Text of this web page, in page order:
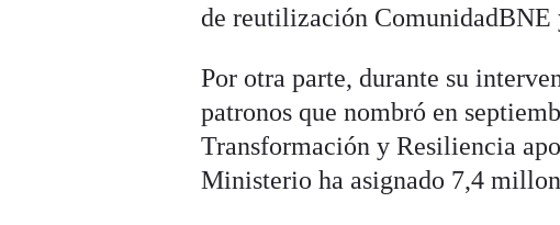
de reutilización ComunidadBNE
Por otra parte, durante su
patronos que nombró en
Transformación y Resiliencia
Ministerio ha asignado 7,4